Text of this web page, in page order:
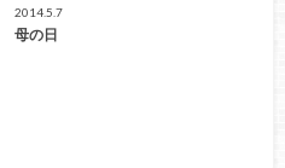
2014.5.7
母の日